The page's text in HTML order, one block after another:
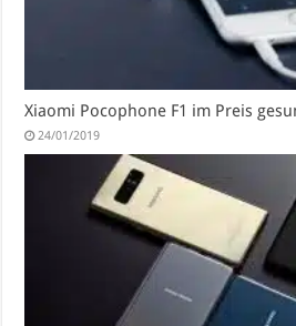
Xiaomi Pocophone F1 im Preis
24/01/2019